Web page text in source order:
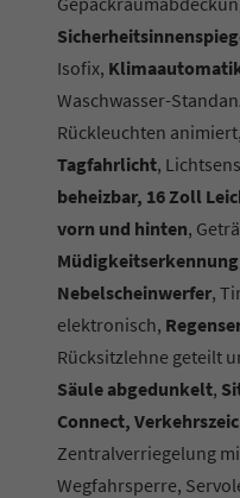
Isofix,
Waschwasser-
Rückleuchten animiert,
Tagfahrlicht,
beheizbar, 16 Zoll
vorn und hinten,
Müdigkeitserkennung
Nebelscheinwerfer,
elektronisch,
Rücksitzlehne geteilt
Säule abgedunkelt,
Connect,
Zentralverriegelung
Wegfahrsperre,